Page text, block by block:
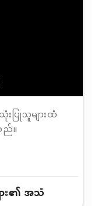
ပြုသူများထံ
ည်။
ား၏ အသံ